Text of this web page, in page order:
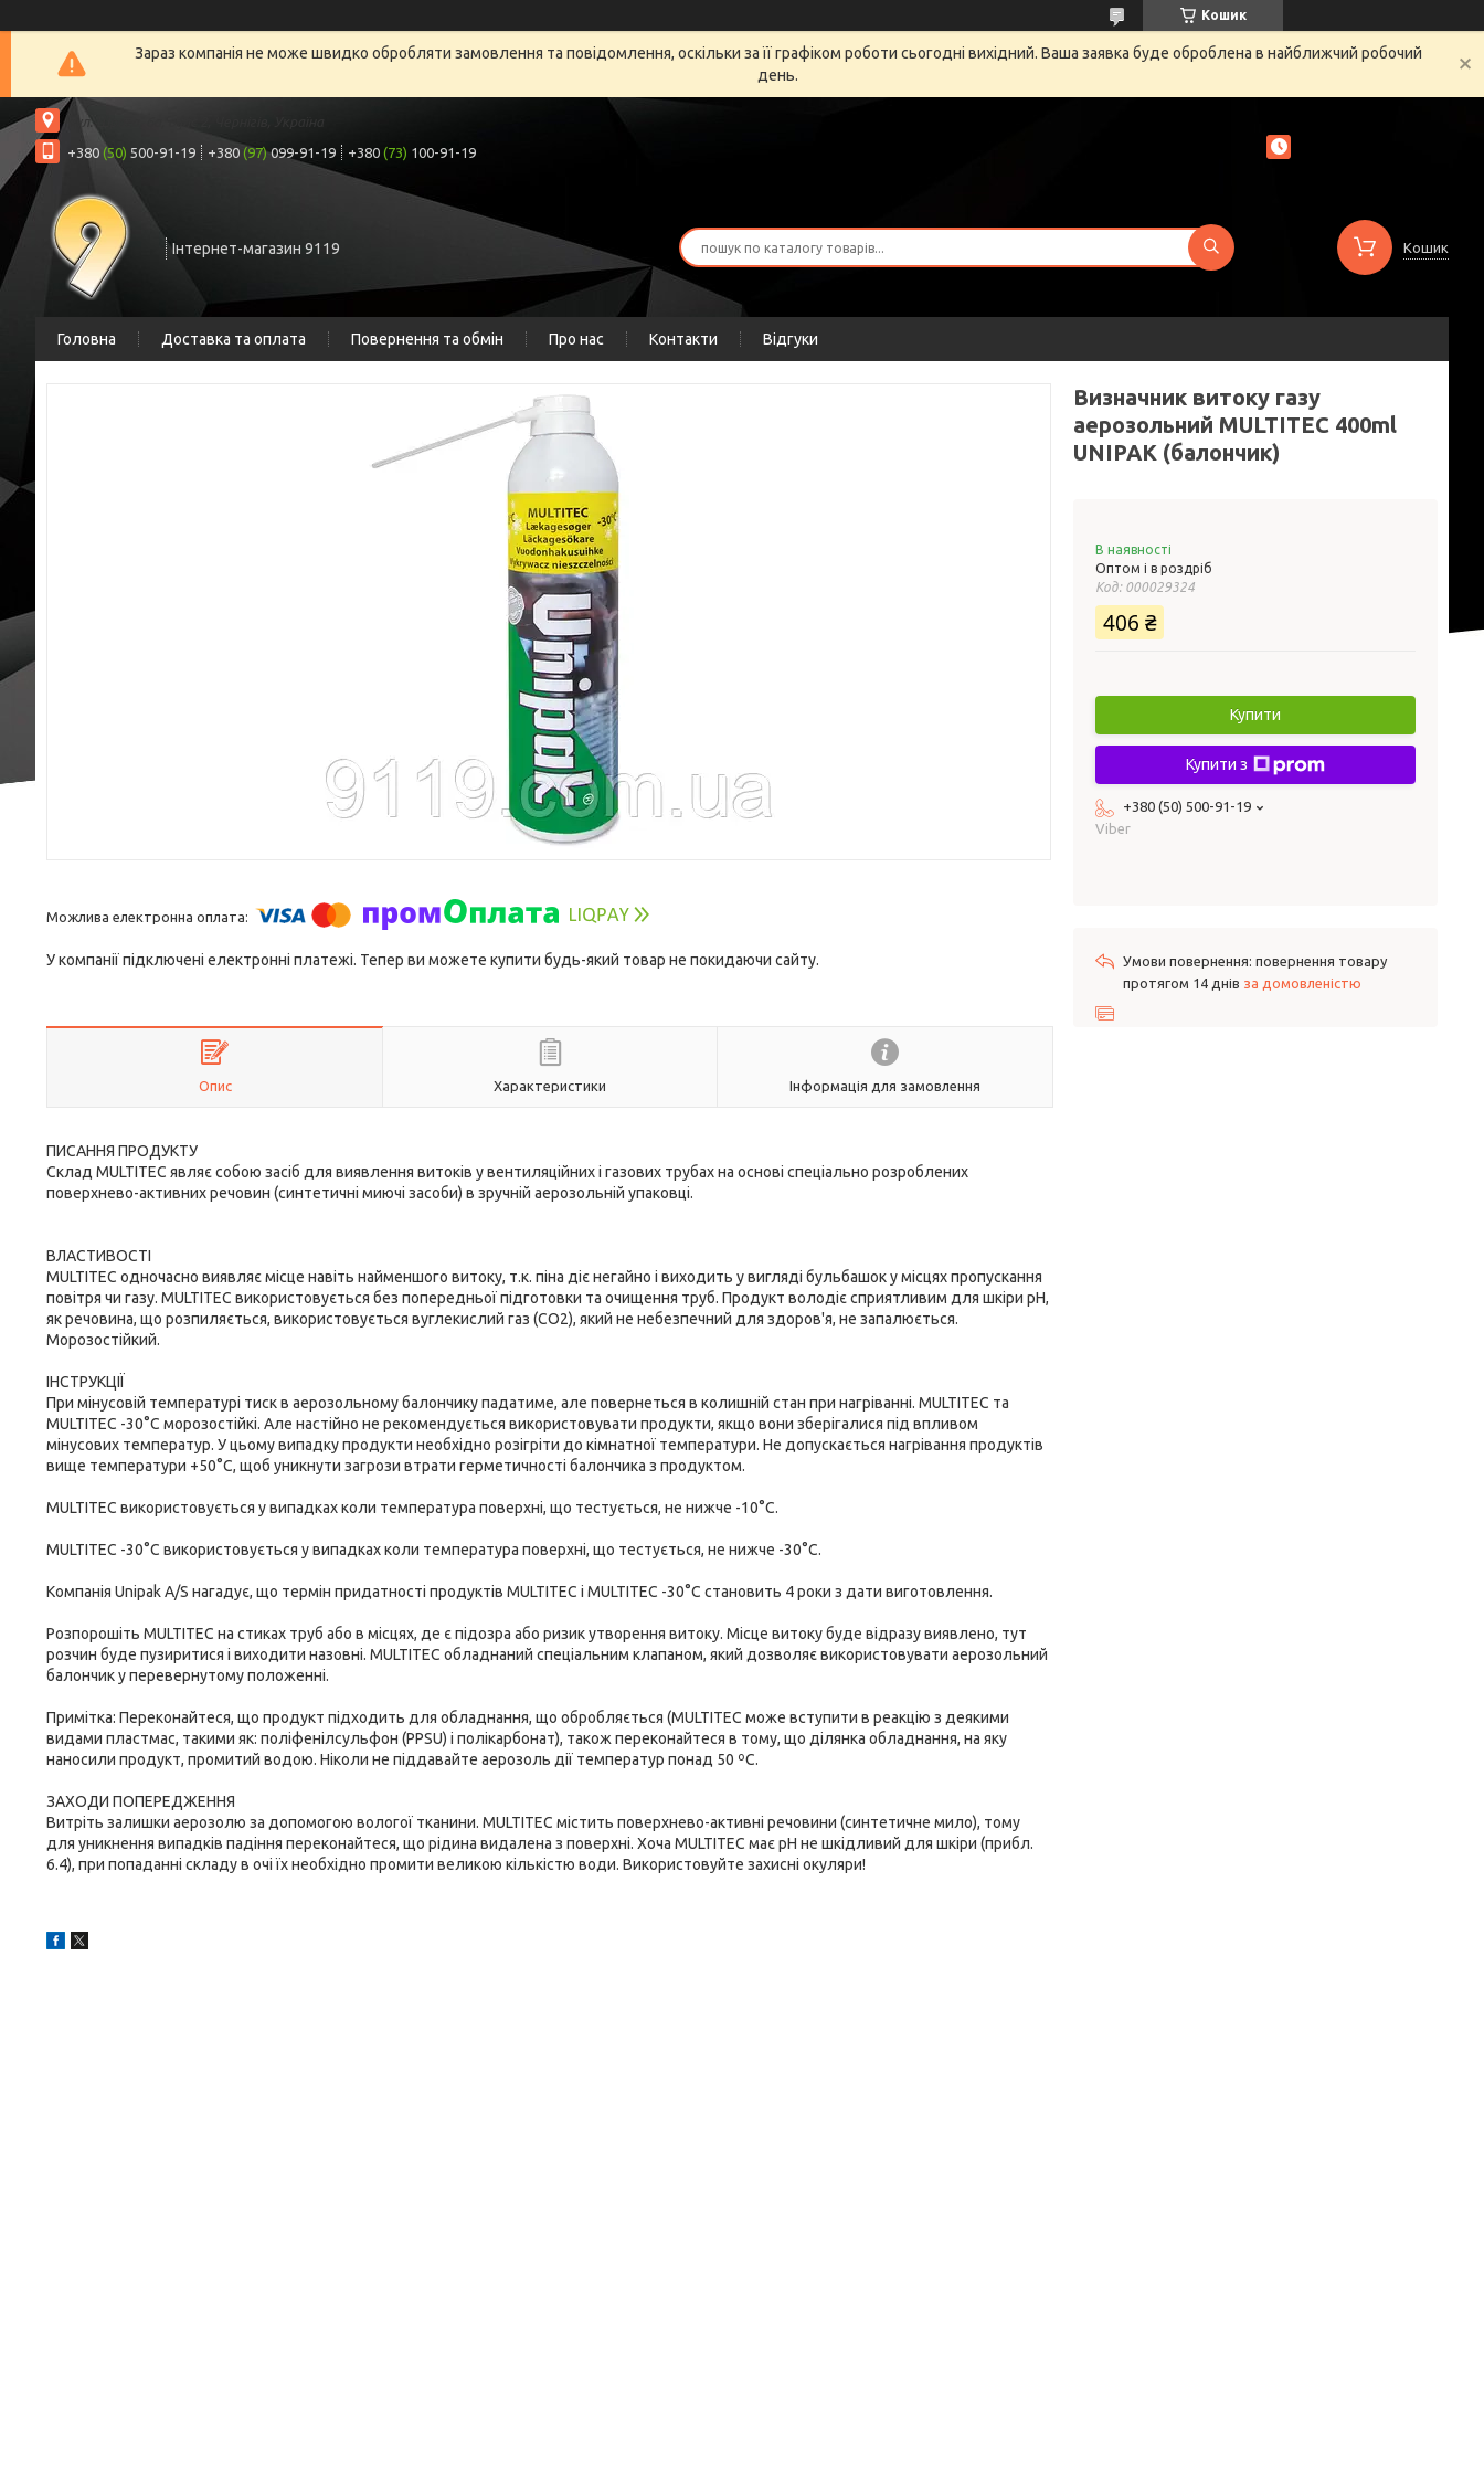
Кошик
Зараз компанія не може швидко обробляти замовлення та повідомлення, оскільки за її графіком роботи сьогодні вихідний. Ваша заявка буде оброблена в найближчий робочий
день.
вул. Шрага, 6а, офіс 2, Чернігів, Україна
+380 (50) 500-91-19 +380 (97)099-91-19 +380 (73) 100-91-19
Інтернет-магазин 9119 Кошик
Головна Доставка та оплата Повернення та обмін Про нас Контакти Відгуки
У компанії підключені електронні платежі. Тепер ви можете купити будь-який товар не покидаючи сайту.
Опис Характеристики Інформація для замовлення
ПИСАННЯ ПРОДУКТУ
Склад MULTITEC являє собою засіб для виявлення витоків у вентиляційних і газових трубах на основі спеціально розроблених
поверхнево-активних речовин (синтетичні миючі засоби) в зручній аерозольній упаковці.
ВЛАСТИВОСТІ
MULTITEC одночасно виявляє місце навіть найменшого витоку, т.к. піна діє негайно і виходить у вигляді бульбашок у місцях пропускання
повітря чи газу. MULTITEC використовується без попередньої підготовки та очищення труб. Продукт володіє сприятливим для шкіри pH,
як речовина, що розпиляється, використовується вуглекислий газ (CO2), який не небезпечний для здоров'я, не запалюється.
Морозостійкий.
ІНСТРУКЦІЇ
При мінусовій температурі тиск в аерозольному балончику падатиме, але повернеться в колишній стан при нагріванні. MULTITEC та
MULTITEC -30°C морозостійкі. Але настійно не рекомендується використовувати продукти, якщо вони зберігалися під впливом
мінусових температур. У цьому випадку продукти необхідно розігріти до кімнатної температури. Не допускається нагрівання продуктів
вище температури +50°C, щоб уникнути загрози втрати герметичності балончика з продуктом.
MULTITEC використовується у випадках коли температура поверхні, що тестується, не нижче -10°C.
MULTITEC -30°C використовується у випадках коли температура поверхні, що тестується, не нижче -30°C.
Компанія Unipak A/S нагадує, що термін придатності продуктів MULTITEC і MULTITEC -30°C становить 4 роки з дати виготовлення.
Розпорошіть MULTITEC на стиках труб або в місцях, де є підозра або ризик утворення витоку. Місце витоку буде відразу виявлено, тут
розчин буде пузиритися і виходити назовні. MULTITEC обладнаний спеціальним клапаном, який дозволяє використовувати аерозольний
балончик у перевернутому положенні.
Примітка: Переконайтеся, що продукт підходить для обладнання, що обробляється (MULTITEC може вступити в реакцію з деякими
видами пластмас, такими як: поліфенілсульфон (PPSU) і полікарбонат), також переконайтеся в тому, що ділянка обладнання, на яку
наносили продукт, промитий водою. Ніколи не піддавайте аерозоль дії температур понад 50 ºC.
ЗАХОДИ ПОПЕРЕДЖЕННЯ
Витріть залишки аерозолю за допомогою вологої тканини. MULTITEC містить поверхнево-активні речовини (синтетичне мило), тому
для уникнення випадків падіння переконайтеся, що рідина видалена з поверхні. Хоча MULTITEC має pH не шкідливий для шкіри (прибл.
6.4), при попаданні складу в очі їх необхідно промити великою кількістю води. Використовуйте захисні окуляри!
Визначник витоку газу
аерозольний MULTITEC 400ml
UNIPAK (балончик)
В наявності
Оптом і в роздріб
Код: 000029324
406 ₴
Купити
Купити з
+380 (50) 500-91-19
Viber
повернення товару
протягом 14 днів за домовленістю